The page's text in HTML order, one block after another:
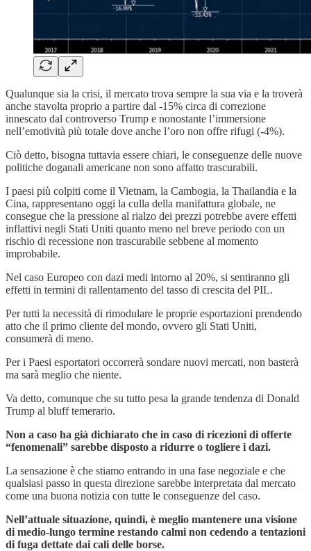
Qualunque sia la crisi, il mercato trova sempre la sua via e la troverà
anche stavolta proprio a partire dal -15% circa di correzione
innescato dal controverso Trump e nonostante l’immersione
nell’emotività più totale dove anche l’oro non offre rifugi (-4%).
Ciò detto, bisogna tuttavia essere chiari, le conseguenze delle nuove
politiche doganali americane non sono affatto trascurabili.
I paesi più colpiti come il Vietnam, la Cambogia, la Thailandia e la
Cina, rappresentano oggi la culla della manifattura globale, ne
consegue che la pressione al rialzo dei prezzi potrebbe avere effetti
inflattivi negli Stati Uniti quanto meno nel breve periodo con un
rischio di recessione non trascurabile sebbene al momento
improbabile.
Nel caso Europeo con dazi medi intorno al 20%, si sentiranno gli
effetti in termini di rallentamento del tasso di crescita del PIL.
Per tutti la necessità di rimodulare le proprie esportazioni prendendo
atto che il primo cliente del mondo, ovvero gli Stati Uniti,
consumerà di meno.
Per i Paesi esportatori occorrerà sondare nuovi mercati, non basterà
ma sarà meglio che niente.
Va detto, comunque che su tutto pesa la grande tendenza di Donald
Trump al bluff temerario.
Non a caso ha già dichiarato che in caso di ricezioni di offerte
“fenomenali” sarebbe disposto a ridurre o togliere i dazi.
La sensazione è che stiamo entrando in una fase negoziale e che
qualsiasi passo in questa direzione sarebbe interpretata dal mercato
come una buona notizia con tutte le conseguenze del caso.
Nell’attuale situazione, quindi, è meglio mantenere una visione
di medio-lungo termine restando calmi non cedendo a tentazioni
di fuga dettate dai cali delle borse.